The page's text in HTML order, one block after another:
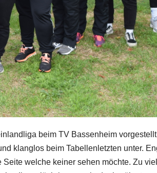
beim TV Bassenheim
klanglos beim Tabellenletzten unter.
welche keiner sehen möchte. Zu